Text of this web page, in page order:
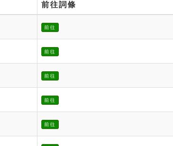
前往詞條
前往
前往
前往
前往
前往